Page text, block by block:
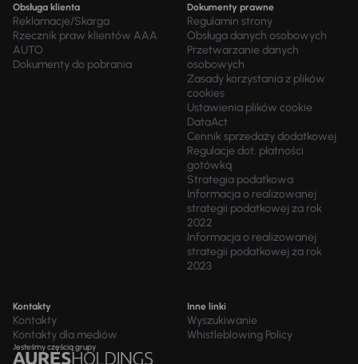
Obsługa klienta
Reklamacje/Skarga
Rzecznik praw klientów AAA
AUTO
Dokumenty do pobrania
Dokumenty prawne
Regulamin strony
Obsługa danych osobowych
Przetwarzanie danych
osobowych
Zasady korzystania z plików
cookies
Ustawienia plików cookie
DataAct
Cennik sprzedaży dodatkowej
Regulacje dot. płatności
gotówką
Strategia podatkowa
Informacja o realizowanej
strategii podatkowej za rok
2022
Informacja o realizowanej
strategii podatkowej za rok
2023
Kontakty
Kontakty
Kontakty dla mediów
Inne linki
Wyszukiwanie
Whistleblowing Policy
Jesteśmy częścią grupy